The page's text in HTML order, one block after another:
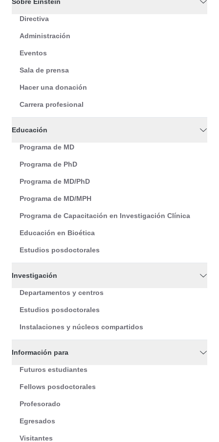
Directiva
Administración
Eventos
Sala de prensa
Hacer una donación
Carrera profesional
Educación
Programa de MD
Programa de PhD
Programa de MD/PhD
Programa de MD/MPH
Programa de Capacitación en Investigación Clínica
Educación en Bioética
Estudios posdoctorales
Investigación
Departamentos y centros
Estudios posdoctorales
Instalaciones y núcleos compartidos
Información para
Futuros estudiantes
Fellows posdoctorales
Profesorado
Egresados
Visitantes